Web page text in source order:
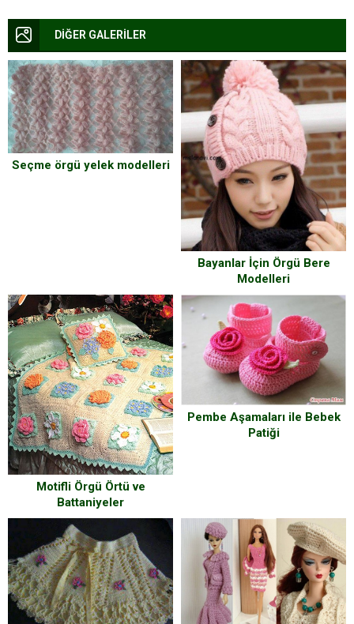
DİĞER GALERİLER
Seçme örgü yelek modelleri
Bayanlar İçin Örgü Bere
Modelleri
Motifli Örgü Örtü ve
Battaniyeler
Pembe Aşamaları ile Bebek
Patiği